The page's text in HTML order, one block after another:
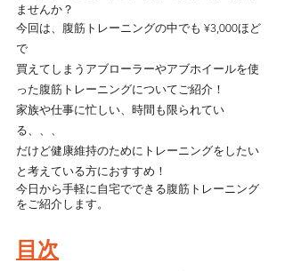
ませんか？
今回は、腹筋トレーニングの中でも ¥3,000ほど
で
買えてしまうアブローラーやアブホイールを使
った腹筋トレーニングについてご紹介！
家族や仕事に忙しい、時間も限られてい
る、、、
だけど健康維持のためにトレーニングをしたい
と考えている方におすすめ！
今日から手軽に自宅でできる腹筋トレーニング
をご紹介します。
目次